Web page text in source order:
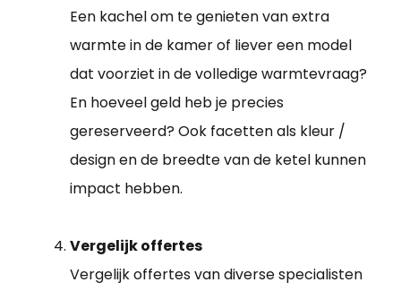
Een kachel om te genieten van extra
warmte in de kamer of liever een model
dat voorziet in de volledige warmtevraag?
En hoeveel geld heb je precies
gereserveerd? Ook facetten als kleur /
design en de breedte van de ketel kunnen
impact hebben.
Vergelijk offertes
Vergelijk offertes van diverse specialisten